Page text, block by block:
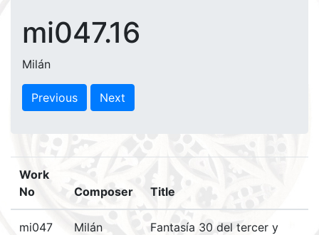
mi047.16
Milán
Previous Next
Work
No
Composer Title
mi047 Milán
Fantasía 30 del tercer y